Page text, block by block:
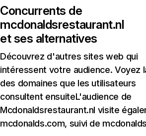
Concurrents de
mcdonaldsrestaurant.nl
et ses alternatives
Découvrez d'autres sites web qui
intéressent votre audience. Voyez
des domaines que les utilisateurs
consultent ensuiteL'audience de
Mcdonaldsrestaurant.nl visite
mcdonalds.com, suivi de